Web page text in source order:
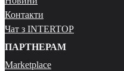
Контакти
Чат з INTERTOP
ПАРТНЕРАМ
Marketplace